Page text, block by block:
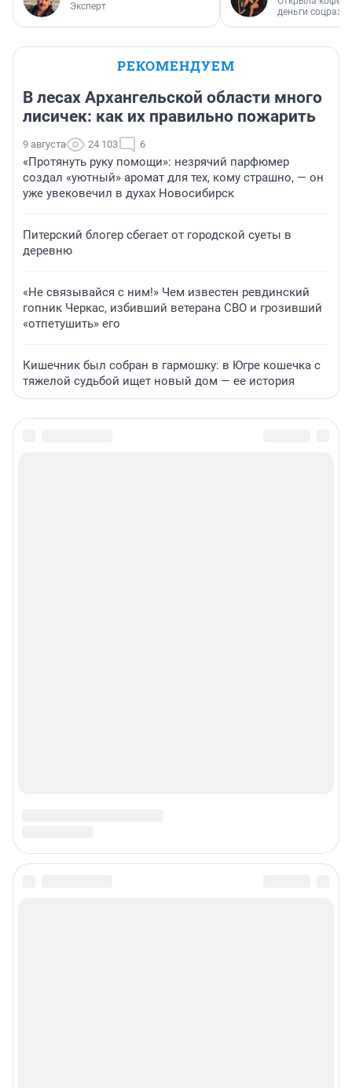
Эксперт
деньги
РЕКОМЕНДУЕМ
В лесах Архангельской области много
лисичек: как их правильно пожарить
9 августа 24 103 6
«Протянуть руку помощи»: незрячий парфюмер
создал «уютный» аромат для тех, кому страшно, — он
уже увековечил в духах Новосибирск
Питерский блогер сбегает от городской суеты в
деревню
«Не связывайся с ним!» Чем известен ревдинский
гопник Черкас, избивший ветерана СВО и грозивший
«отпетушить» его
Кишечник был собран в гармошку: в Югре кошечка с
тяжелой судьбой ищет новый дом — ее история